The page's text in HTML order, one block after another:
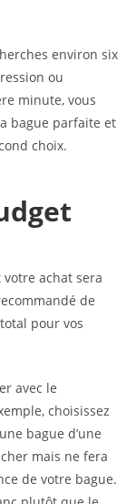
environ six
ou
minute, vous
bague parfaite et
choix.
achat sera
de
pour vos
avec le
choisissez
bague d’une
mais ne fera
de votre bague.